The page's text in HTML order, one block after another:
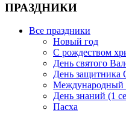
ПРАЗДНИКИ
Все праздники
Новый год
С рождеством
День святого
День защитника
Международный
День знаний (1
Пасха